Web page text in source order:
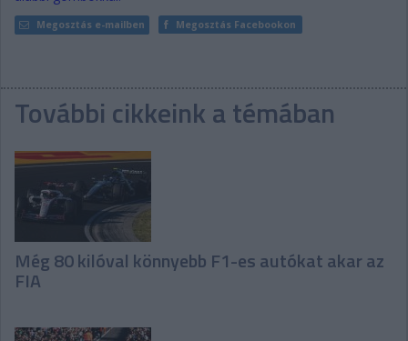
Megosztás e-mailben Megosztás Facebookon
További cikkeink a témában
Még 80 kilóval könnyebb F1-es autókat akar az
FIA